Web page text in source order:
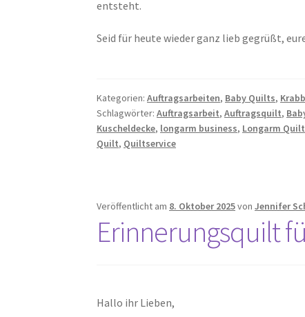
entsteht.
Seid für heute wieder ganz lieb gegrüßt,
Kategorien:Auftragsarbeiten, Baby Quilts,
Schlagwörter:Auftragsarbeit,Auftragsquilt,
Kuscheldecke, longarm business, Longarm
Quilt, Quiltservice
Veröffentlicht am 8. Oktober 2025vonJennifer
Erinnerungsquilt
Hallo ihr Lieben,